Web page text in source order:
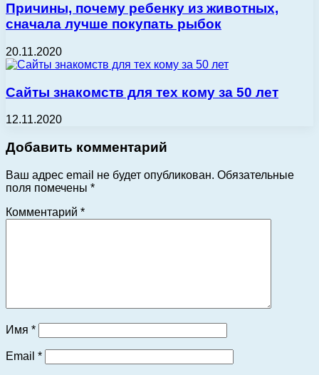
Причины, почему ребенку из животных,
сначала лучше покупать рыбок
20.11.2020
Сайты знакомств для тех кому за 50 лет
12.11.2020
Добавить комментарий
Ваш адрес email не будет опубликован. Обязательные
поля помечены *
Комментарий *
Имя *
Email *